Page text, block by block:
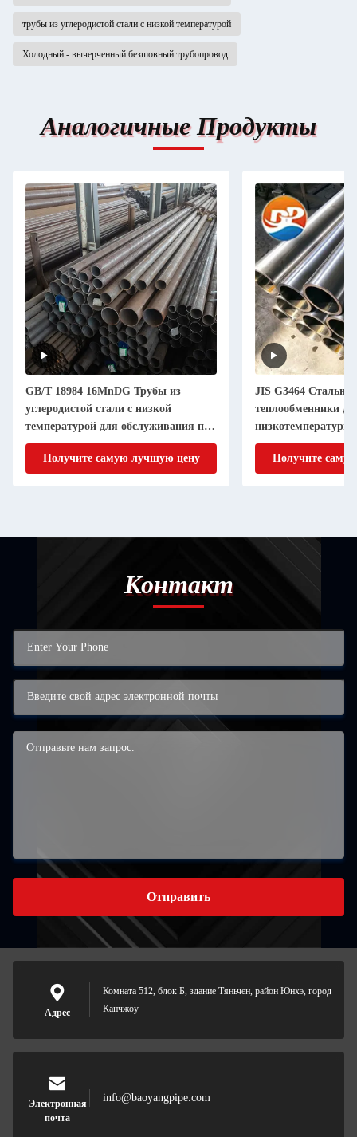
трубы из углеродистой стали с низкой температурой
Холодный - вычерченный безшовный трубопровод
Аналогичные Продукты
GB/T 18984 16MnDG Трубы из
углеродистой стали с низкой
температурой для обслуживания при
низкой температуре
Получите самую лучшую цену
JIS G3464
теплообменники
Получите
Контакт
Отправить
Адрес
Комната 512, блок Б, здание Тяньчен, район Юнхэ, город
Канчжоу
Электронная
почта
info@baoyangpipe.com